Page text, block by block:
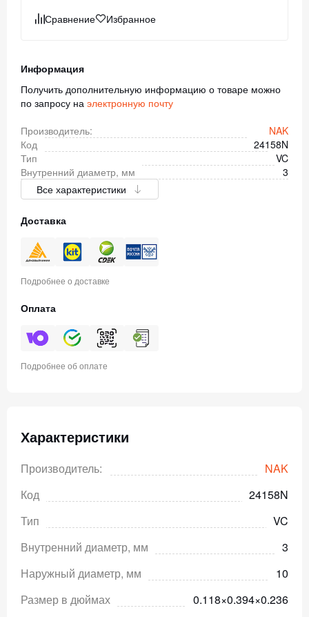
Сравнение Избранное
Информация
Получить дополнительную информацию о товаре можно
по запросу на электронную почту
Производитель:
NAK
Код
24158N
Тип
VC
Внутренний диаметр, мм
3
Все характеристики
Доставка
Подробнее о доставке
Оплата
Подробнее об оплате
Характеристики
Производитель:
NAK
Код
24158N
Тип
VC
Внутренний диаметр, мм
3
Наружный диаметр, мм
10
Размер в дюймах
0.118×0.394×0.236